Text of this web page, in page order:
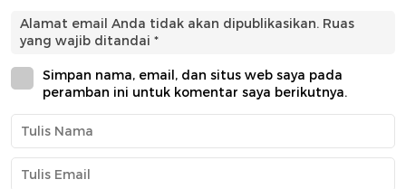
Alamat email Anda tidak akan dipublikasikan. Ruas
yang wajib ditandai *
Simpan nama, email, dan situs web saya pada
peramban ini untuk komentar saya berikutnya.